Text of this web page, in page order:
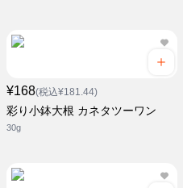
¥168(税込¥181.44)
彩り小鉢大根 カネタツーワン
30g